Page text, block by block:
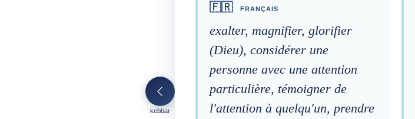
kebbar
🇫🇷 FRANÇAIS
exalter, magnifier, glorifier
(Dieu), considérer une
personne avec une attention
particulière, témoigner de
l'attention à quelqu'un, prendre